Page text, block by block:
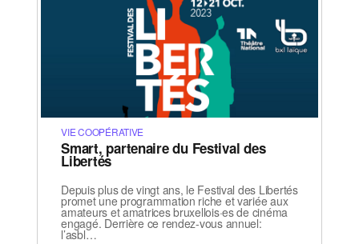
VIE COOPÉRATIVE
Smart, partenaire du Festival des
Libertés
Depuis plus de vingt ans, le Festival des Libertés
promet une programmation riche et variée aux
amateurs et amatrices bruxellois·es de cinéma
engagé. Derrière ce rendez-vous annuel:
l’asbl…